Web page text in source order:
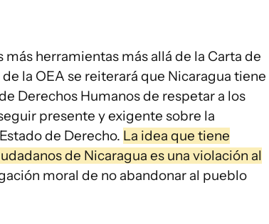
herramientas más allá de la Carta de
la OEA se reiterará que Nicaragua tiene
Derechos Humanos de respetar a los
presente y exigente sobre la
de Derecho. La idea que tiene
de Nicaragua es una violación al
moral de no abandonar al pueblo